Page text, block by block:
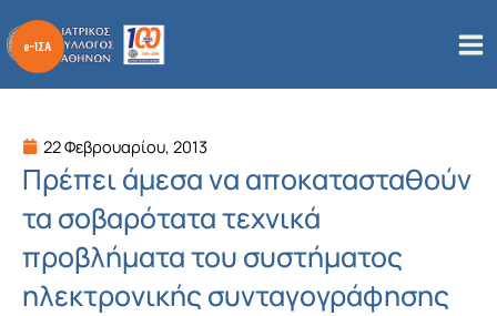
στο
περιεχόμενο
22 Φεβρουαρίου, 2013
Πρέπει άμεσα να αποκατασταθούν
τα σοβαρότατα τεχνικά
προβλήματα του συστήματος
ηλεκτρονικής συνταγογράφησης